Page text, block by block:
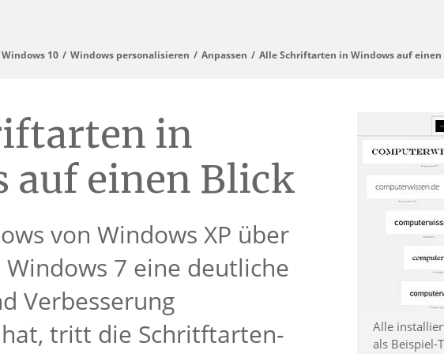
10 Windows personalisieren Anpassen Alle Schriftarten in Windows auf einen
Alle
als Beispiel-
in
auf einen Blick
von Windows XP über
7 eine deutliche
Verbesserung
tritt die Schritftarten-